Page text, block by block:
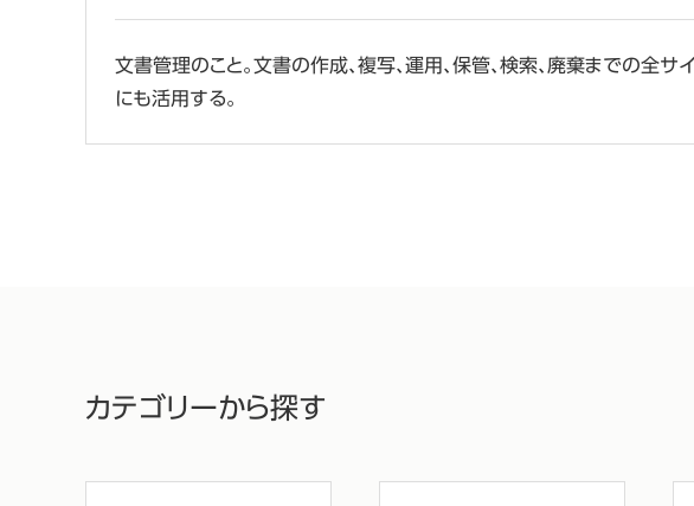
文書管理のこと。文書の作成、複写、運用、保管、検索、廃棄までの全
にも活用する。
カテゴリーから探す